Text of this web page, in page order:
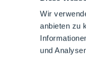
Wir
anbieten zu
und
direkt zum
Du erhältst ein
Einladungscode von